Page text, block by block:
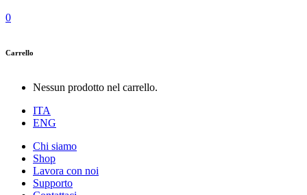
0
Carrello
Nessun prodotto nel carrello.
ITA
ENG
Chi siamo
Shop
Lavora con noi
Supporto